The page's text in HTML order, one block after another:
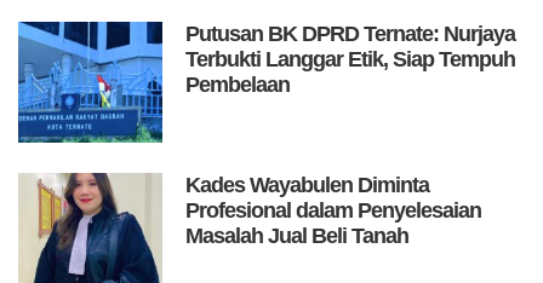
Putusan BK DPRD Ternate: Nurjaya
Terbukti Langgar Etik, Siap Tempuh
Pembelaan
Kades Wayabulen Diminta
Profesional dalam Penyelesaian
Masalah Jual Beli Tanah